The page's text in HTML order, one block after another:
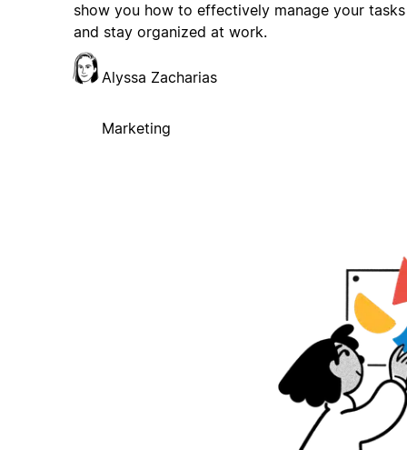
show you how to effectively manage your tasks
and stay organized at work.
Alyssa Zacharias
Marketing